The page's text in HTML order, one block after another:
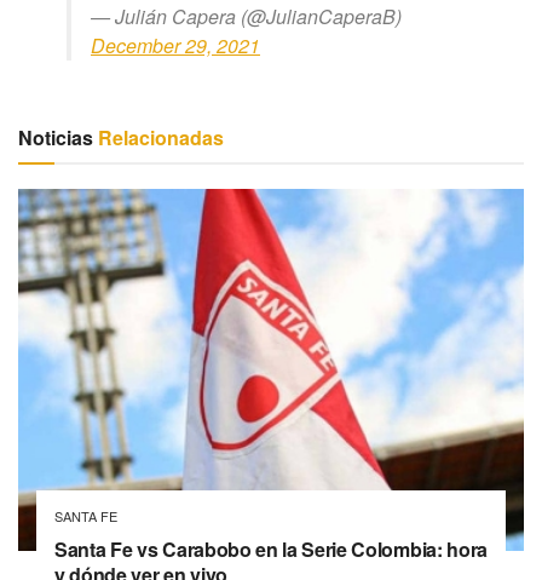
— Julián Capera (@JulianCaperaB)
December 29, 2021
Noticias Relacionadas
SANTA FE
Santa Fe vs Carabobo en la Serie Colombia: hora
y dónde ver en vivo